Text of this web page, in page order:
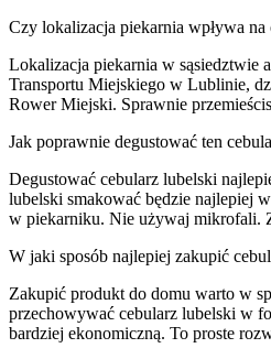
Czy lokalizacja piekarnia wpływa na
Lokalizacja piekarnia w sąsiedztwie
Transportu Miejskiego w Lublinie,
Rower Miejski. Sprawnie
Jak poprawnie degustować ten
Degustować cebularz lubelski
lubelski smakować będzie najlepiej
w piekarniku. Nie używaj mikrofali.
W jaki sposób najlepiej zakupić
Zakupić produkt do domu warto w
przechowywać cebularz lubelski w
bardziej ekonomiczną. To proste